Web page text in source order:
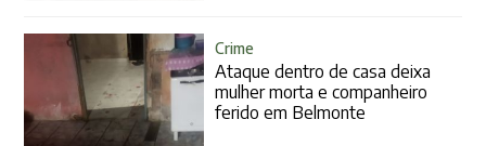
Crime
Ataque dentro de casa deixa
mulher morta e companheiro
ferido em Belmonte